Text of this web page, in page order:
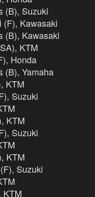
(B), Suzuki
(F), Kawasaki
(B), Kawasaki
KTM
Honda
(B), Yamaha
KTM
Suzuki
KTM
Suzuki
KTM
Suzuki
KTM